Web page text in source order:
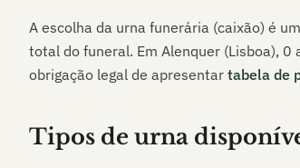
A escolha da urna funerária (caixão) é
total do funeral. Em Alenquer (Lisboa), 0
obrigação legal de apresentar tabela de
Tipos de urna